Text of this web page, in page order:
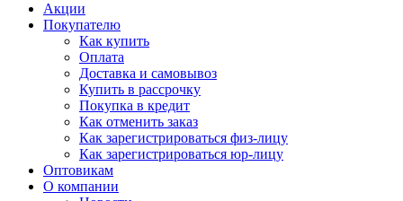
Акции
Покупателю
Как купить
Оплата
Доставка и самовывоз
Купить в рассрочку
Покупка в кредит
Как отменить заказ
Как зарегистрироваться физ-лицу
Как зарегистрироваться юр-лицу
Оптовикам
О компании